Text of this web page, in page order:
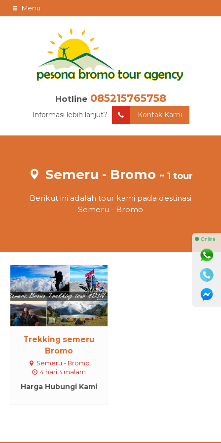
Menu
Hotline 085215765758
Informasi lebih lanjut? Kontak Kami
Semeru - Bromo ~ 1 tour
Berikut ini adalah tour kami pada destinasi
Semeru - Bromo
Trekking semeru
Bromo
Semeru - Bromo
4 hari 3 malam
Harga Hubungi Kami
⚫ Online